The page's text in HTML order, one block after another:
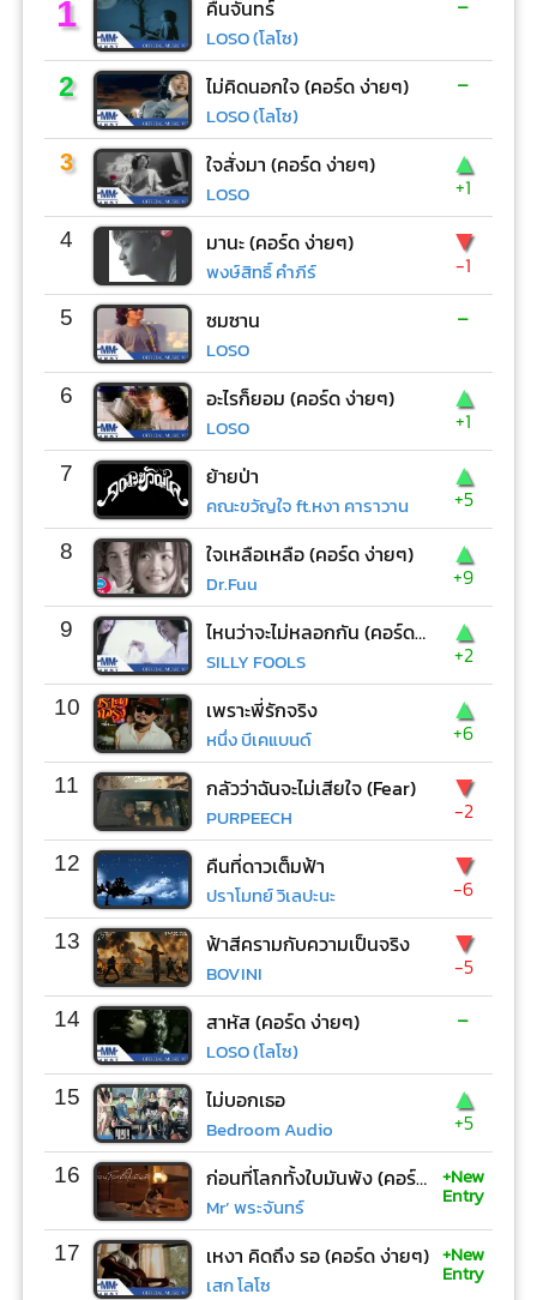
1 คืนจันทร์
LOSO (โลโซ)
2 ไม่คิดนอกใจ (คอร์ด ง่ายๆ)
LOSO (โลโซ)
-
3 ใจสั่งมา (คอร์ด ง่ายๆ)
LOSO
▲
+1
4 มานะ (คอร์ด ง่ายๆ)
พงษ์สิทธิ์ คำภีร์
▼
-1
5 ซมซาน
LOSO
-
6 อะไรก็ยอม (คอร์ด ง่ายๆ)
LOSO
▲
+1
7 ย้ายป่า
คณะขวัญใจ ft.หงา คาราวาน
▲
+5
8 ใจเหลือเหลือ (คอร์ด ง่ายๆ)
Dr.Fuu
▲
+9
9 ไหนว่าจะไม่หลอกกัน (คอร์ด ง่ายๆ)
SILLY FOOLS
▲
+2
10 เพราะพี่รักจริง
หนึ่ง บีเคแบนด์
▲
+6
11 กลัวว่าฉันจะไม่เสียใจ (Fear)
PURPEECH
▼
-2
12 คืนที่ดาวเต็มฟ้า
ปราโมทย์ วิเลปะนะ
▼
-6
13 ฟ้าสีครามกับความเป็นจริง
BOVINI
▼
-5
14 สาหัส (คอร์ด ง่ายๆ)
LOSO (โลโซ)
-
15 ไม่บอกเธอ
Bedroom Audio
▲
+5
16 ก่อนที่โลกทั้งใบมันพัง (คอร์ด ง่ายๆ)
Mr’ พระจันทร์
+New
Entry
17 เหงา คิดถึง รอ (คอร์ด ง่ายๆ)
เสก โลโซ
+New
Entry